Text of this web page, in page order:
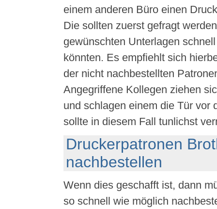
einem anderen Büro einen
Die sollten zuerst gefragt
gewünschten Unterlagen
könnten. Es empfiehlt sich
der nicht nachbestellten
Angegriffene Kollegen ziehen
und schlagen einem die Tür vor
sollte in diesem Fall tunlichst
Druckerpatronen
nachbestellen
Wenn dies geschafft ist, dann
so schnell wie möglich